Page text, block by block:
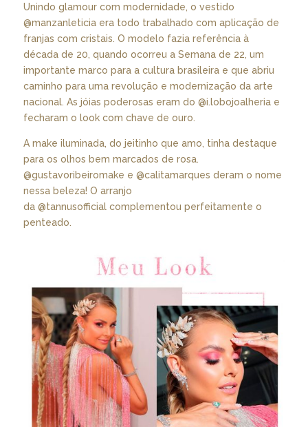
Unindo glamour com modernidade, o vestido
@manzanleticiaera todo trabalhado com aplicação de
franjas com cristais. O modelo fazia referência à
década de 20, quando ocorreu a Semana de 22, um
importante marco para a cultura brasileira e que abriu
caminho para uma revolução e modernização da arte
nacional. As jóias poderosas eram do @i.lobojoalheriae
fecharam o look com chave de ouro.
A make iluminada, do jeitinho que amo, tinha destaque
para os olhos bem marcados de rosa.
@gustavoribeiromake e @calitamarques deram o nome
nessa beleza! O arranjo
da @tannusofficialcomplementou perfeitamente o
penteado.